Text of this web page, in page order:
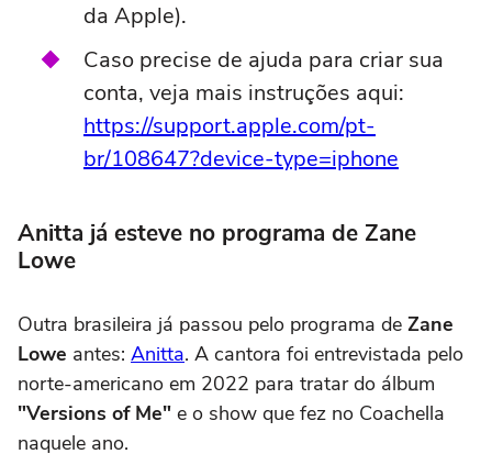
da Apple).
Caso precise de ajuda para criar sua
conta, veja mais instruções aqui:
https://support.apple.com/pt-
br/108647?device-type=iphone
Anitta já esteve no programa de Zane
Lowe
Outra brasileira já passou pelo programa de Zane
Lowe antes: Anitta. A cantora foi entrevistada pelo
norte-americano em 2022 para tratar do álbum
"Versions of Me" e o show que fez no Coachella
naquele ano.